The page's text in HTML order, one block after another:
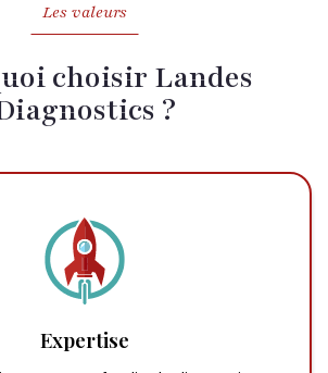
Les valeurs
choisir Landes
?
Expertise